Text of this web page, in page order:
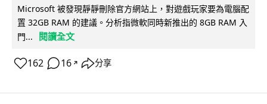
Microsoft 被發現靜靜刪除官方網站上，對遊戲玩家要為電腦配
置 32GB RAM 的建議。分析指微軟同時新推出的 8GB RAM 入
門...
閱讀全文
162 16 ↗ 分享